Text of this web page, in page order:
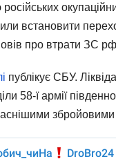
встановити
про втрати ЗС
публікує СБУ.
58-ї армії